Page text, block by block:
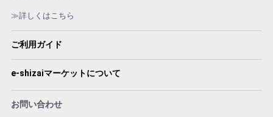
≫詳しくはこちら
ご利用ガイド
e-shizaiマーケットについて
お問い合わせ